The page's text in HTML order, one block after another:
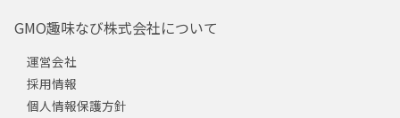
GMO趣味なび株式会社について
運営会社
採用情報
個人情報保護方針